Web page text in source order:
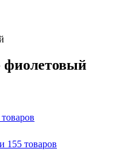
155 товаров